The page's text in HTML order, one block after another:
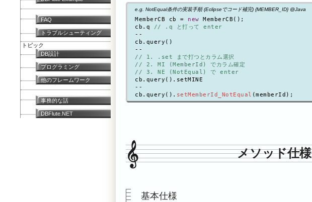
e.g. NotEqual条件の実装手順 (Eclipseでコード補完) {MEMBER_ID} @Java
MemberCB cb = new MemberCB();
cb.q
// .q と打って enter
--
cb.query()
// 1. .set まで打つとカラム選択
// 2. MI (MemberId) でカラム確定
// 3. NE (NotEqual) で enter
cb.query().setMINE
--
cb.query(). setMemberId_NotEqual
メソッド仕様
基本仕様
FAQ
トラブルシューティング
トピック
DB設計
プログラミング
他のフレームワーク
事務的な話
DBFlute.NET